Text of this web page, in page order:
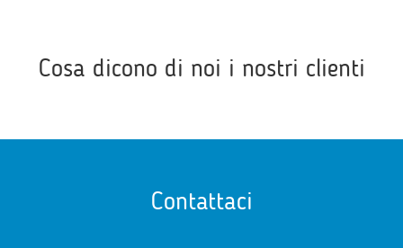
Cosa dicono di noi i nostri clienti
Contattaci